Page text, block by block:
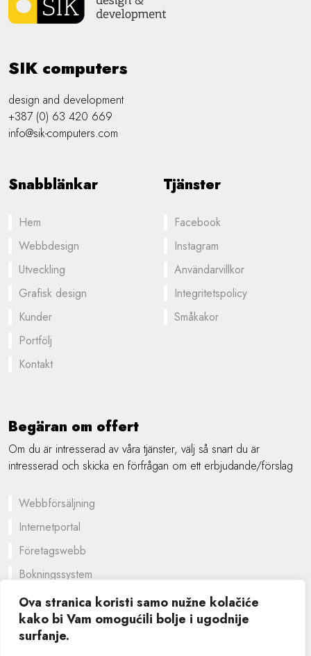
Ova stranica koristi samo nužne kolačiće
kako bi Vam omogućili bolje i ugodnije
surfanje.
SIK computers
design and development
+387 (0) 63 420 669
info@sik-computers.com
Snabblänkar
Hem
Webbdesign
Utveckling
Grafisk design
Kunder
Portfölj
Kontakt
Tjänster
Facebook
Instagram
Användarvillkor
Integritetspolicy
Småkakor
Begäran om offert
Om du är intresserad av våra tjänster, välj så snart du är
intresserad och skicka en förfrågan om ett erbjudande/förslag
Webbförsäljning
Internetportal
Företagswebb
Bokningssystem
En skräddarsydd lösning
Grafisk design